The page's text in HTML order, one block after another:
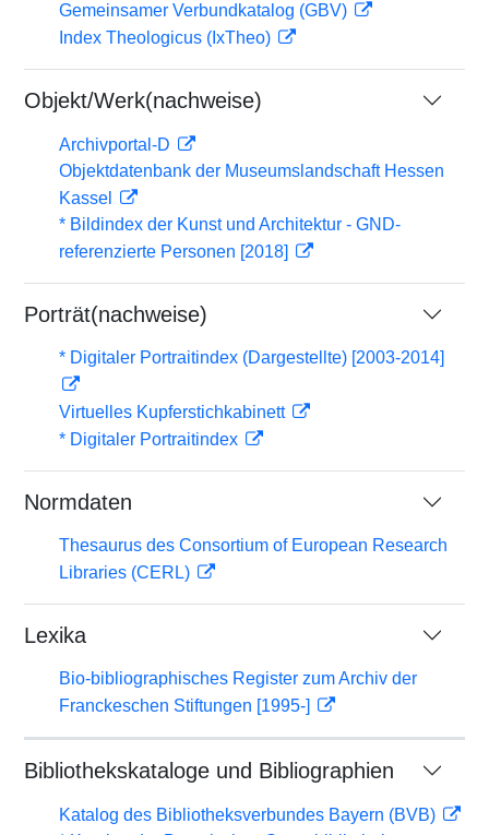
Gemeinsamer Verbundkatalog (GBV)
Index Theologicus (IxTheo)
Objekt/Werk(nachweise)
Archivportal-D
Objektdatenbank der Museumslandschaft Hessen
Kassel
* Bildindex der Kunst und Architektur - GND-
referenzierte Personen [2018]
Porträt(nachweise)
* Digitaler Portraitindex (Dargestellte) [2003-2014]
Virtuelles Kupferstichkabinett
* Digitaler Portraitindex
Normdaten
Thesaurus des Consortium of European Research
Libraries (CERL)
Lexika
Bio-bibliographisches Register zum Archiv der
Franckeschen Stiftungen [1995-]
Bibliothekskataloge und Bibliographien
Katalog des Bibliotheksverbundes Bayern (BVB)